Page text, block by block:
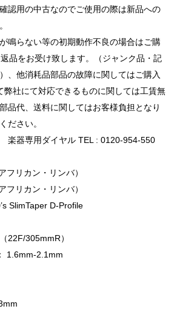
認用の中古なのでご使用の際は新品への
鳴らない等の初期動作不良の場合はご購
品をお受け致します。（ジャンク品・記
、他消耗品部品の故障に関してはご購入
弊社にて対応できるものに関しては工賃無
品代、送料に関してはお客様負担となり
ださい。
器専用ダイヤル TEL : 0120-954-550
フリカン・リンバ）
フリカン・リンバ）
SlimTaper D-Profile
22F/305mmR）
1.6mm-2.1mm